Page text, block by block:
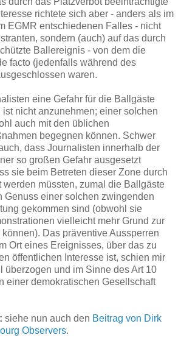
richtete sich aber - anders als im
EGMR entschiedenen Falles - nicht
sondern (auch) auf das durch
Ballereignis - von dem die
facto (jedenfalls während des
waren.
eine Gefahr für die Ballgäste
nicht anzunehmen; einer solchen
auch mit den üblichen
begegnen können. Schwer
dass Journalisten innerhalb der
so großen Gefahr ausgesetzt
sie beim Betreten dieser Zone durch
werden müssten, zumal die Ballgäste
Genuss einer solchen zwingenden
gekommen sind (obwohl sie
vielleicht mehr Grund zur
Das präventive Aussperren
Ort eines Ereignisses, über das zu
öffentlichen Interesse ist, schien mir
überzogen und im Sinne des Art 10
einer demokratischen Gesellschaft
siehe nun auch den Beitrag von Dirk
Observers.